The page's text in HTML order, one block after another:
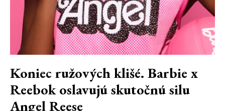
Koniec ružových klišé. Barbie x
Reebok oslavujú skutočnú silu
Angel Reese